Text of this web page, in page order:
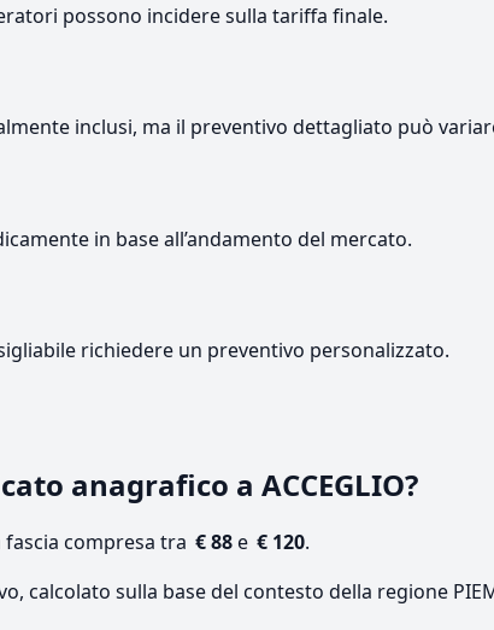
possono incidere sulla tariffa finale.
inclusi, ma il preventivo dettagliato può
in base all’andamento del mercato.
richiedere un preventivo personalizzato.
anagrafico a ACCEGLIO?
fascia compresa tra € 88e € 120.
calcolato sulla base del contesto della regione